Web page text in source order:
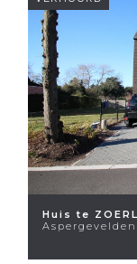
Huis te